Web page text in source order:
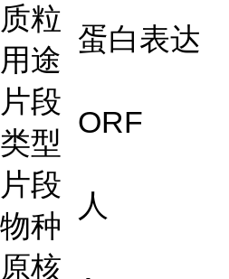
质粒
用途
蛋白表达
片段
类型
ORF
片段
物种
人
原核